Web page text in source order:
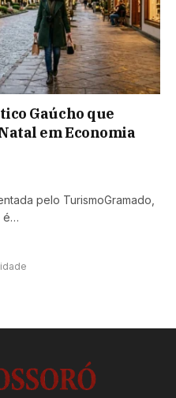
Gaúcho que
em Economia
pelo TurismoGramado,
é…